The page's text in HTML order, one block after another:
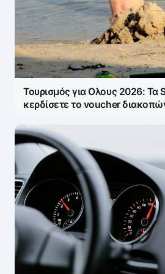
Τουρισμός για Ολους 2026: Τα
κερδίσετε το voucher